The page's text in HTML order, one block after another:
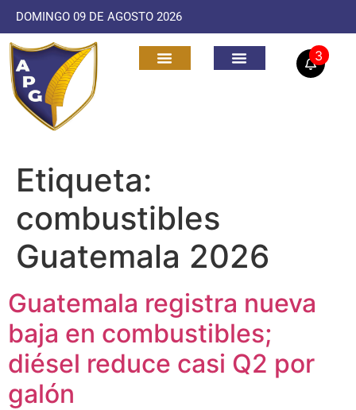
DOMINGO 09 DE AGOSTO 2026
3
Etiqueta:
combustibles
Guatemala 2026
Guatemala registra nueva
baja en combustibles;
diésel reduce casi Q2 por
galón